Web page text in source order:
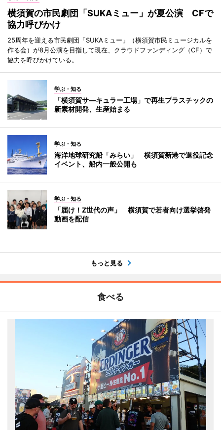
横須賀の市民劇団「SUKAミュー」が夏公演 CFで
協力呼びかけ
25周年を迎える市民劇団「SUKAミュー」（横須賀市民ミュージカルを
作る会）が8月公演を目指して現在、クラウドファンディング（CF）で
協力を呼びかけている。
学ぶ・知る
「横須賀サ―キュラー工場」で再生プラスチックの
新素材開発、生産始まる
学ぶ・知る
海洋地球研究船「みらい」 横須賀新港で退役記念
イベント、船内一般公開も
学ぶ・知る
「届け！Z世代の声」 横須賀で若者向け選挙啓発
動画を配信
もっと見る
食べる